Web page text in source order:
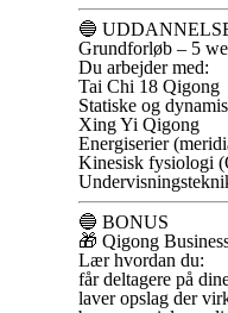
🔵
Grundforløb – 5
Du arbejder med:
Tai Chi 18 Qigong
Statiske og
Xing Yi Qigong
Energiserier
Kinesisk fysiologi
🔵 BONUS
🎁 Qigong
Lær hvordan du:
får deltagere på
laver opslag der